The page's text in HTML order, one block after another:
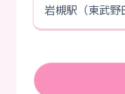
岩槻駅（東武野